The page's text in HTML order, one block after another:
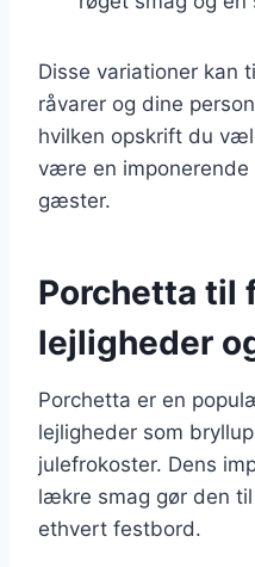
Disse variationer kan
råvarer og dine
hvilken opskrift du
være en
gæster.
Porchetta til
lejligheder
Porchetta er en
lejligheder som
julefrokoster. Dens
lækre smag gør den
ethvert festbord.